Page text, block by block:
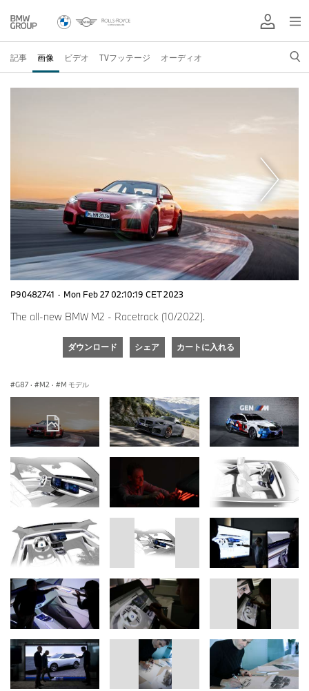
記事 画像 ビデオ TVフッテージ オーディオ
P90482741 · Mon Feb 27 02:10:19 CET 2023
The all-new BMW M2 - Racetrack (10/2022).
ダウンロード シェア カートに入れる
G87 · M2 · M モデル